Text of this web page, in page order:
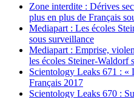
Zone interdite : Dérives
plus en plus de Français
Mediapart : Les écoles
sous surveillance
Mediapart : Emprise,
les écoles Steiner-Waldorf
Scientology Leaks 671 : «
Français 2017
Scientology Leaks 670 :